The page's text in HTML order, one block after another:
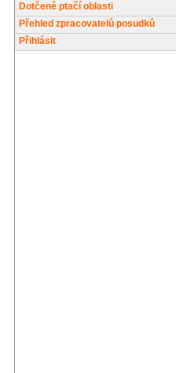
Dotčené ptačí oblasti
Přehled zpracovatelů posudků
Přihlásit